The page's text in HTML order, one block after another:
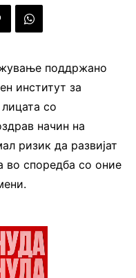
поддржано
институт за
со
начин на
ризик да развијат
во споредба со оние